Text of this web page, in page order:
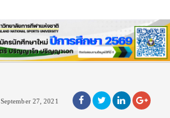
September 27, 2021